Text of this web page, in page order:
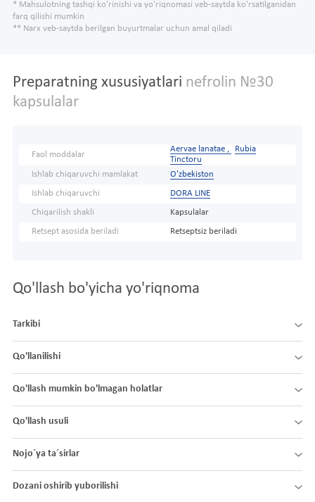
* Mahsulotning tashqi ko'rinishi va yo'riqnomasi veb-saytda ko'rsatilganidan
farq qilishi mumkin
** Narx veb-saytda berilgan buyurtmalar uchun amal qiladi
Preparatning xususiyatlari nefrolin №30
kapsulalar
Faol moddalar
Aervae lanatae ,
Rubia
Tinctoru
Ishlab chiqaruvchi mamlakat
O'zbekiston
Ishlab chiqaruvchi DORA LINE
Chiqarilish shakli Kapsulalar
Retsept asosida beriladi Retseptsiz beriladi
Qo'llash bo'yicha yo'riqnoma
Tarkibi
Qo'llanilishi
Qo'llash mumkin bo'lmagan holatlar
Qo'llash usuli
Nojo´ya ta´sirlar
Dozani oshirib yuborilishi